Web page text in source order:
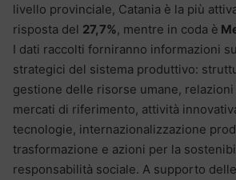
livello provinciale, Catania è la più
risposta del 27,7%, mentre in coda è
I dati raccolti forniranno informazioni
strategici del sistema produttivo:
gestione delle risorse umane,
mercati di riferimento, attività
tecnologie, internazionalizzazione
trasformazione e azioni per la
responsabilità sociale. A supporto